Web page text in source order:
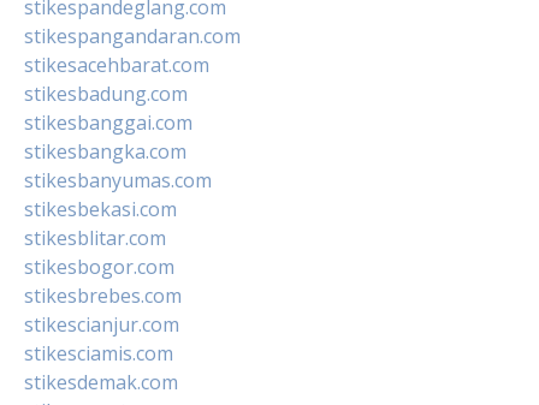
stikespandeglang.com
stikespangandaran.com
stikesacehbarat.com
stikesbadung.com
stikesbanggai.com
stikesbangka.com
stikesbanyumas.com
stikesbekasi.com
stikesblitar.com
stikesbogor.com
stikesbrebes.com
stikescianjur.com
stikesciamis.com
stikesdemak.com